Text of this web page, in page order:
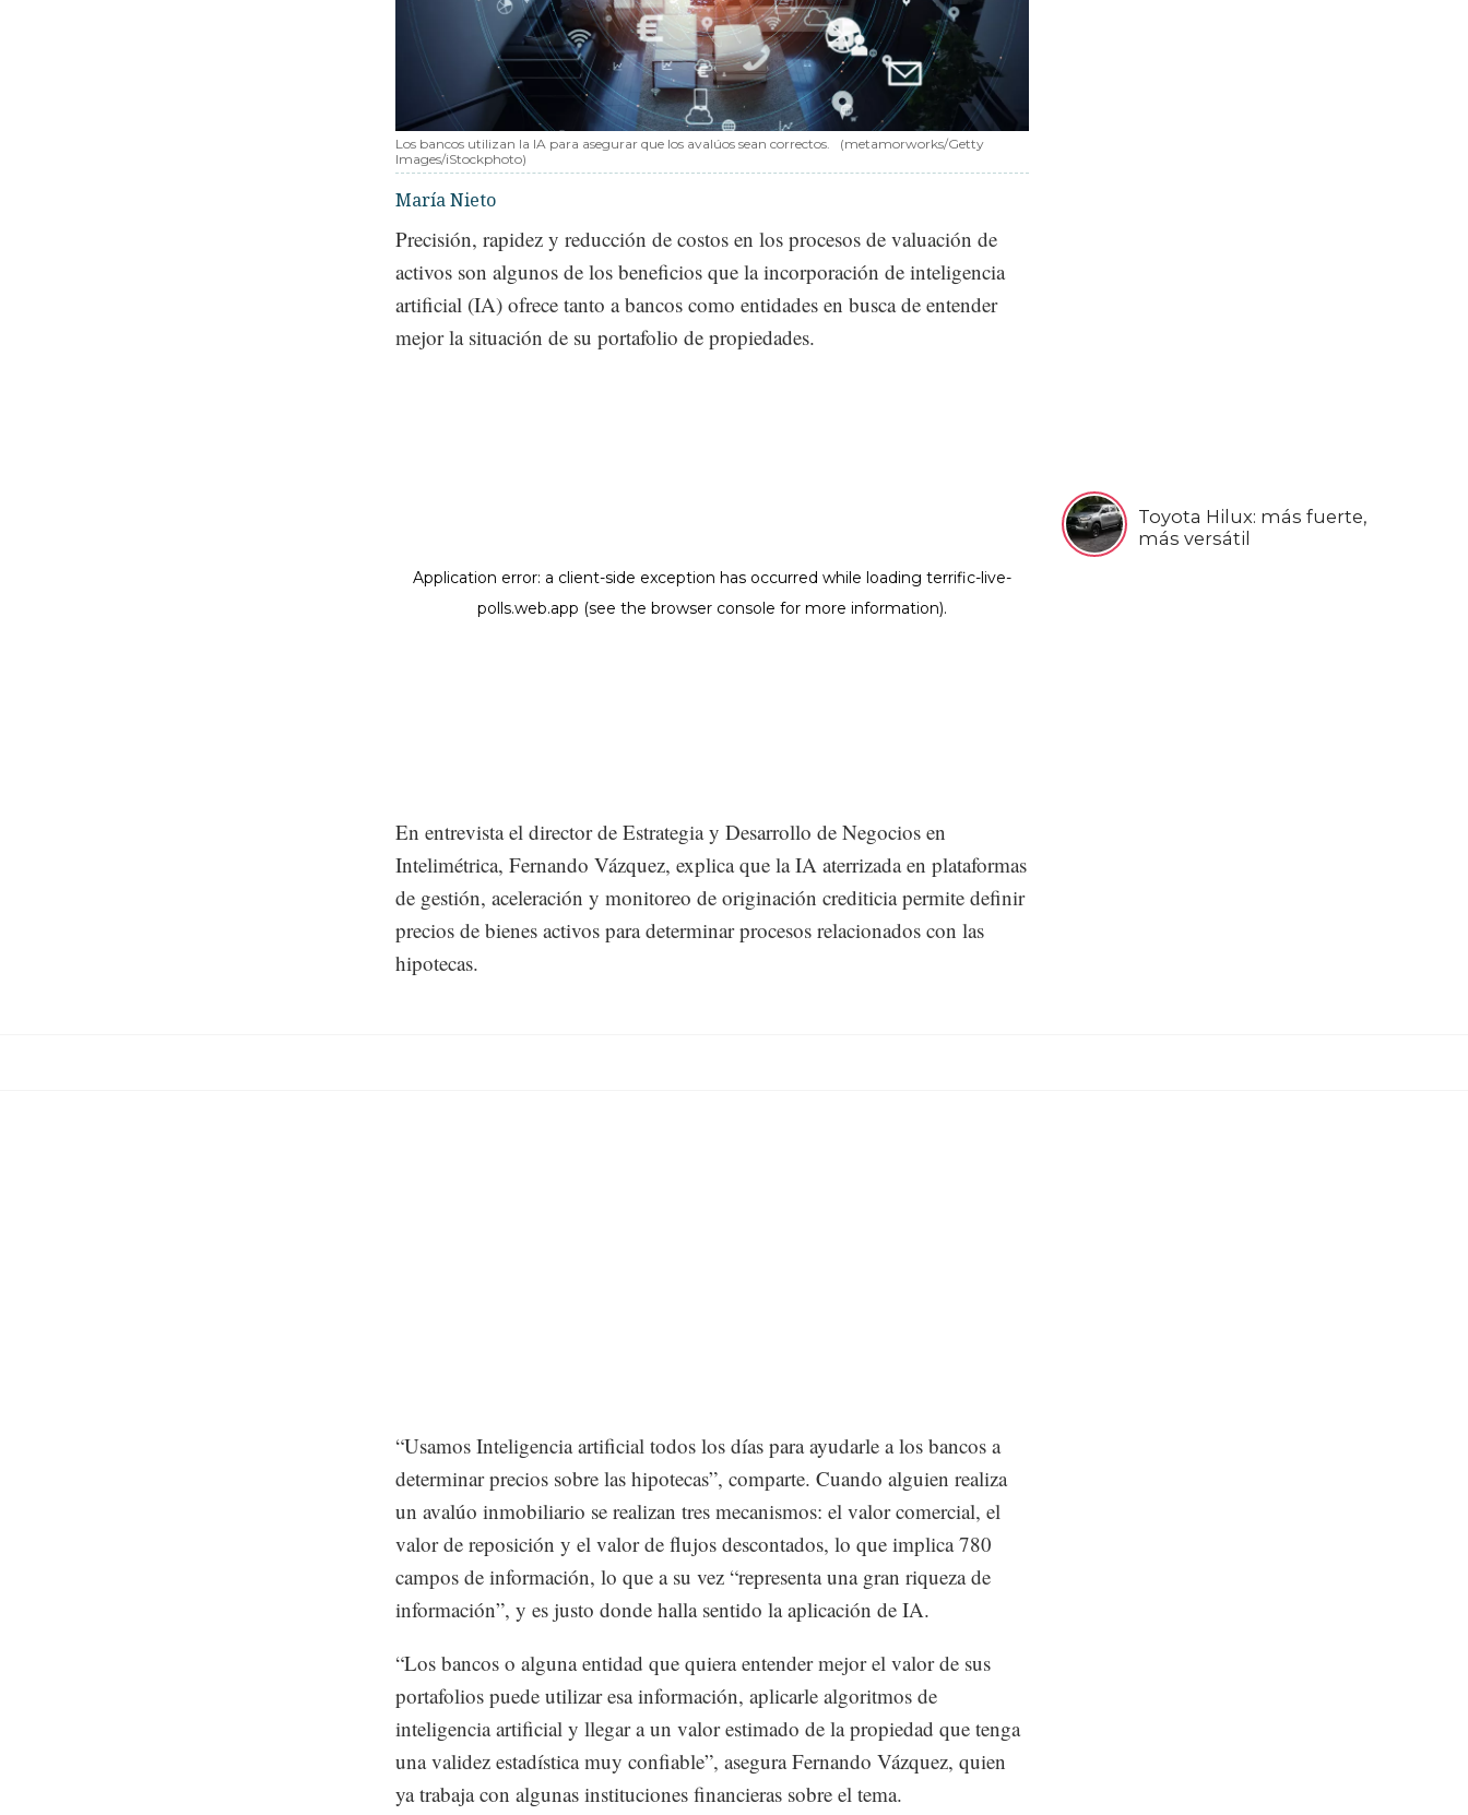
Toyota Hilux: más fuerte,
más versátil
Los bancos utilizan la IA para asegurar que los avalúos sean correctos.
(metamorworks/Getty
Images/iStockphoto)
María Nieto
Precisión, rapidez y reducción de costos en los procesos de valuación de
activos son algunos de los beneficios que la incorporación de inteligencia
artificial (IA) ofrece tanto a bancos como entidades en busca de entender
mejor la situación de su portafolio de propiedades.
En entrevista el director de Estrategia y Desarrollo de Negocios en
Intelimétrica, Fernando Vázquez, explica que la IA aterrizada en plataformas
de gestión, aceleración y monitoreo de originación crediticia permite definir
precios de bienes activos para determinar procesos relacionados con las
hipotecas.
“Usamos Inteligencia artificial todos los días para ayudarle a los bancos a
determinar precios sobre las hipotecas”, comparte. Cuando alguien realiza
un avalúo inmobiliario se realizan tres mecanismos: el valor comercial, el
valor de reposición y el valor de flujos descontados, lo que implica 780
campos de información, lo que a su vez “representa una gran riqueza de
información”, y es justo donde halla sentido la aplicación de IA.
“Los bancos o alguna entidad que quiera entender mejor el valor de sus
portafolios puede utilizar esa información, aplicarle algoritmos de
inteligencia artificial y llegar a un valor estimado de la propiedad que tenga
una validez estadística muy confiable”, asegura Fernando Vázquez, quien
ya trabaja con algunas instituciones financieras sobre el tema.